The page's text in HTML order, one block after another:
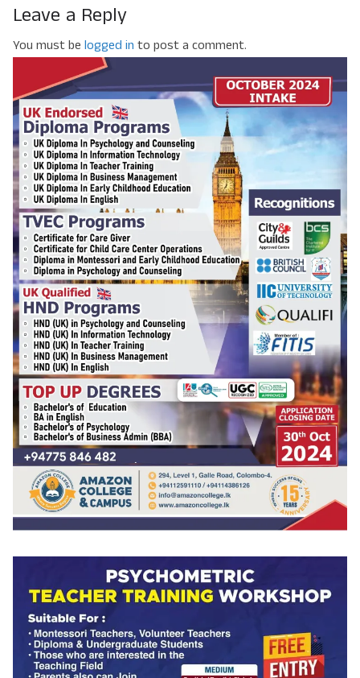
Leave a Reply
You must be logged in to post a comment.